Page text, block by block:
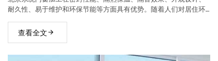
耐久性、易于维护和环保节能等方面具有优势。随着人们对居住环
位。查看全文